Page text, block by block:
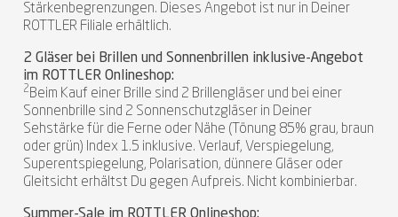
Stärkenbegrenzungen. Dieses Angebot ist nur in Deiner
ROTTLER Filiale erhältlich.
2 Gläser bei Brillen und Sonnenbrillen inklusive-Angebot
im ROTTLER Onlineshop:
2 Beim Kauf einer Brille sind 2 Brillengläser und bei einer
Sonnenbrille sind 2 Sonnenschutzgläser in Deiner
Sehstärke für die Ferne oder Nähe (Tönung 85% grau, braun
oder grün) Index 1.5 inklusive. Verlauf, Verspiegelung,
Superentspiegelung, Polarisation, dünnere Gläser oder
Gleitsicht erhältst Du gegen Aufpreis. Nicht kombinierbar.